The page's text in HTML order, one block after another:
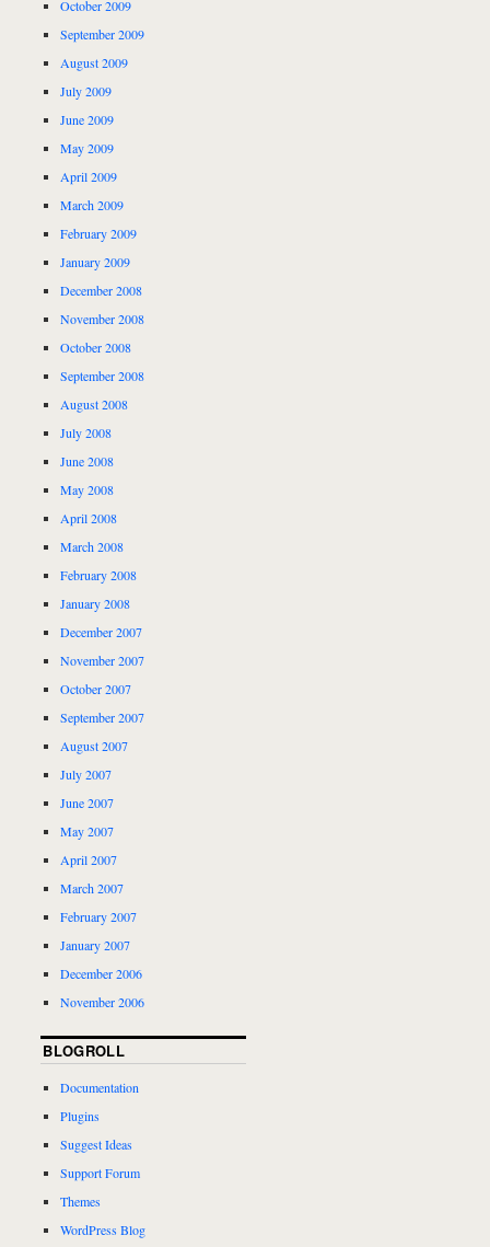
October 2009
September 2009
August 2009
July 2009
June 2009
May 2009
April 2009
March 2009
February 2009
January 2009
December 2008
November 2008
October 2008
September 2008
August 2008
July 2008
June 2008
May 2008
April 2008
March 2008
February 2008
January 2008
December 2007
November 2007
October 2007
September 2007
August 2007
July 2007
June 2007
May 2007
April 2007
March 2007
February 2007
January 2007
December 2006
November 2006
BLOGROLL
Documentation
Plugins
Suggest Ideas
Support Forum
Themes
WordPress Blog